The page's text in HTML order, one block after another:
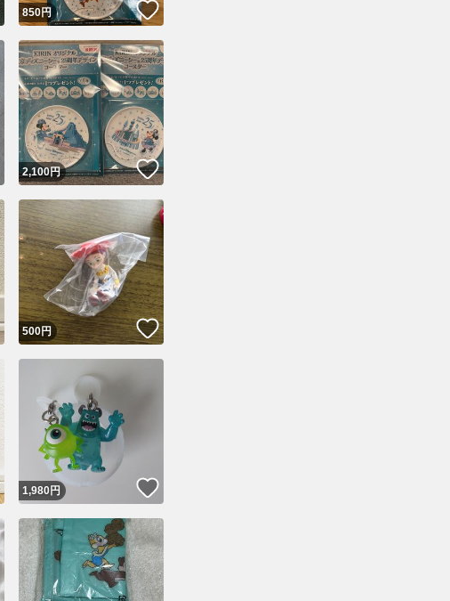
いいね！
850円 いいね！
いいね！
2,100円 いいね！
いいね！
500円 いいね！
いいね！
1,980円